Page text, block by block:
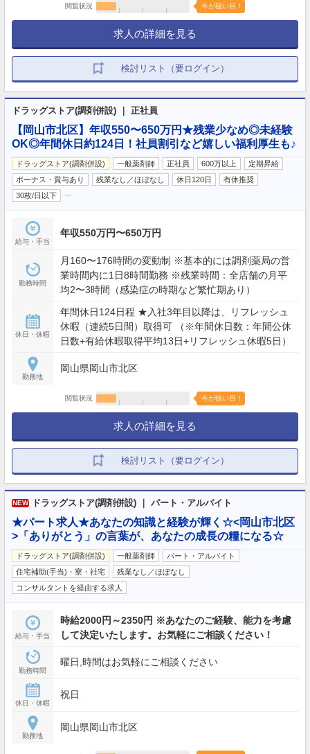
閲覧状況 今が狙い目！
求人の詳細を見る
検討リスト（要ログイン）
ドラッグストア(調剤併設) ｜ 正社員
【岡山市北区】年収550〜650万円★残業少なめ◎未経験
OK◎年間休日約124日！社員割引など嬉しい福利厚生も♪
ドラッグストア(調剤併設) 一般薬剤師 正社員 600万以上
定期昇給
ボーナス・賞与あり
残業なし／ほぼなし 休日120日
有休推奨
30枚/日以下
給与・手当
年収550万円〜650万円
勤務時間
月160〜176時間の変動制 ※基本的には調剤薬局の営
業時間内に1日8時間勤務 ※残業時間：全店舗の月平
均2〜3時間（感染症の時期など繁忙期あり）
休日・休暇
年間休日124日程 ★入社3年目以降は、リフレッシュ
休暇（連続5日間）取得可 （※年間休日数：年間公休
日数+有給休暇取得平均13日+リフレッシュ休暇5日）
勤務地
岡山県岡山市北区
閲覧状況 今が狙い目！
求人の詳細を見る
検討リスト（要ログイン）
NEW ドラッグストア(調剤併設) ｜ パート・アルバイト
★パート求人★あなたの知識と経験が輝く☆<岡山市北区
>「ありがとう」の言葉が、あなたの成長の糧になる☆
ドラッグストア(調剤併設) 一般薬剤師
パート・アルバイト
住宅補助(手当)・寮・社宅
残業なし／ほぼなし
コンサルタントを経由する求人
給与・手当
時給2000円～2350円 ※あなたのご経験、能力を考慮
して決定いたします。お気軽にご相談ください！
勤務時間
曜日,時間はお気軽にご相談ください
休日・休暇
祝日
勤務地
岡山県岡山市北区